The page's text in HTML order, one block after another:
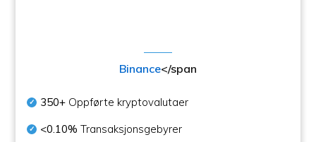
Binance</span
350+ Oppførte kryptovalutaer
<0.10% Transaksjonsgebyrer